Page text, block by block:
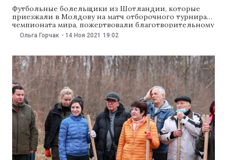
Футбольные болельщики из Шотландии, которые
приезжали в Молдову на матч отборочного турнира
чемпионата мира, пожертвовали благотворительному
фонду, занимающемуся поддержкой людей с
синдромом Дауна, 3 тыс. фунтов стерлингов (€3500).
благодарны и счастливы, что благотворительная
организация футбольных болельщиков Шотландии
выбрала нас, потому что наши
Ольга Горчак - 14 Ноя 2021 19:02